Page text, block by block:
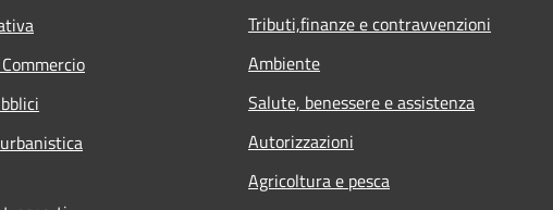
Tributi,finanze e contravvenzioni
Ambiente
Salute, benessere e assistenza
Autorizzazioni
Agricoltura e pesca